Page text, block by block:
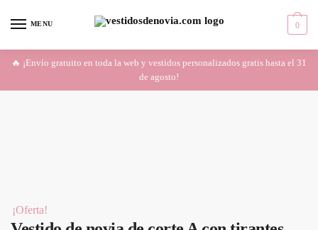
MENU 0
🔥 ¡Envío gratuito en toda la web y vestidos personalizados gratis hasta el 31
de agosto!
¡Oferta!